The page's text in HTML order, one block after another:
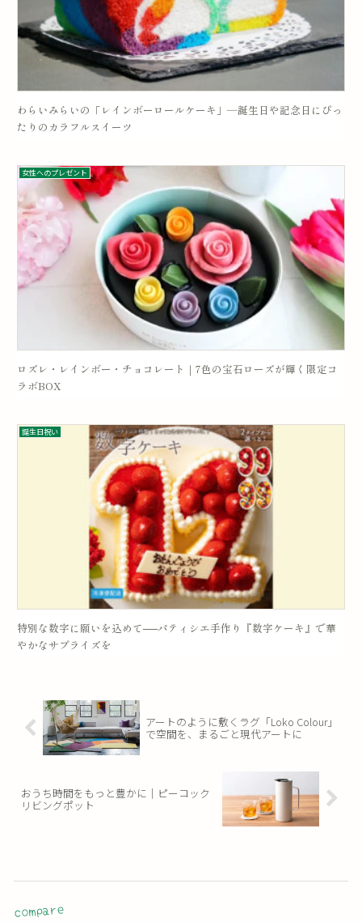
わらいみらいの「レインボーロールケーキ」―誕生日や記念日にぴっ
たりのカラフルスイーツ
女性へのプレゼント
ロズレ・レインボー・チョコレート｜7色の宝石ローズが輝く限定コ
ラボBOX
誕生日祝い
特別な数字に願いを込めて──パティシエ手作り『数字ケーキ』で華
やかなサプライズを
アートのように敷くラグ「Loko Colour」
で空間を、まるごと現代アートに
おうち時間をもっと豊かに｜ピーコック
リビングポット
compare